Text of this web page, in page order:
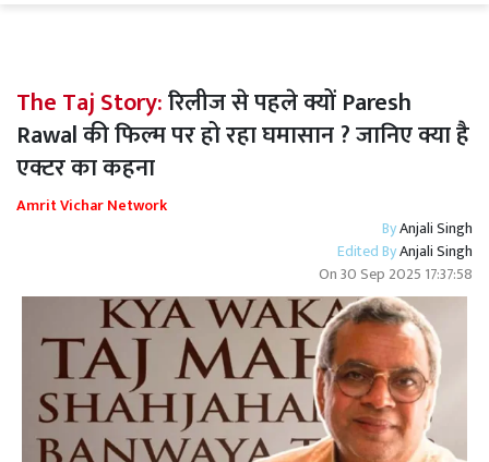
The Taj Story:रिलीज से पहले क्यों Paresh
Rawal की फिल्म पर हो रहा घमासान ? जानिए क्या है
एक्टर का कहना
Amrit Vichar Network
ByAnjali Singh
Edited ByAnjali Singh
On30 Sep 2025 17:37:58